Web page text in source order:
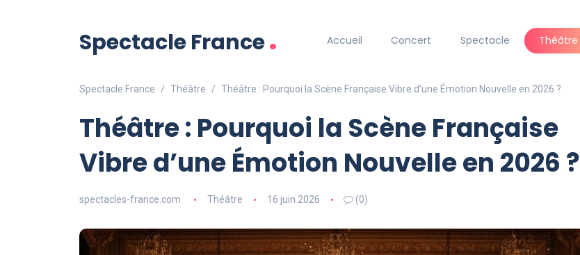
Spectacle France. Accueil Concert Spectacle Théâtre
Spectacle France Théâtre Théâtre : Pourquoi la Scène Française Vibre d’une Émotion Nouvelle en 2026 ?
Théâtre : Pourquoi la Scène Française
Vibre d’une Émotion Nouvelle en 2026 ?
spectacles-france.com Théâtre 16 juin 2026 (0)